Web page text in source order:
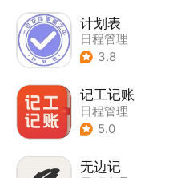
计划表
日程管理
3.8
记工记账
日程管理
5.0
无边记